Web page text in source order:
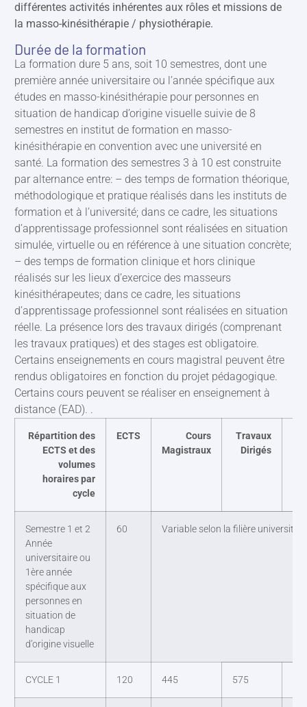
différentes activités inhérentes aux rôles et missions de
la masso-kinésithérapie / physiothérapie.
Durée de la formation
La formation dure 5 ans, soit 10 semestres, dont une
première année universitaire ou l’année spécifique aux
études en masso-kinésithérapie pour personnes en
situation de handicap d’origine visuelle suivie de 8
semestres en institut de formation en masso-
kinésithérapie en convention avec une université en
santé. La formation des semestres 3 à 10 est construite
par alternance entre: – des temps de formation théorique,
méthodologique et pratique réalisés dans les instituts de
formation et à l’université; dans ce cadre, les situations
d’apprentissage professionnel sont réalisées en situation
simulée, virtuelle ou en référence à une situation concrète;
– des temps de formation clinique et hors clinique
réalisés sur les lieux d’exercice des masseurs
kinésithérapeutes; dans ce cadre, les situations
d’apprentissage professionnel sont réalisées en situation
réelle. La présence lors des travaux dirigés (comprenant
les travaux pratiques) et des stages est obligatoire.
Certains enseignements en cours magistral peuvent être
rendus obligatoires en fonction du projet pédagogique.
Certains cours peuvent se réaliser en enseignement à
distance (EAD). .
Répartition des
ECTS et des
volumes
horaires par
cycle
ECTS
Cours
Magistraux
Travaux
Dirigés
Semestre 1 et 2
Année
universitaire ou
1ère année
spécifique aux
personnes en
situation de
handicap
d’origine visuelle
60 Variable selon la filière
CYCLE 1 120 445 575